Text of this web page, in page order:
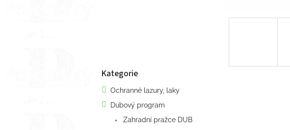
Přeskočit
Kategorie
Ochranné lazury, laky
Dubový program
Zahradní pražce DUB